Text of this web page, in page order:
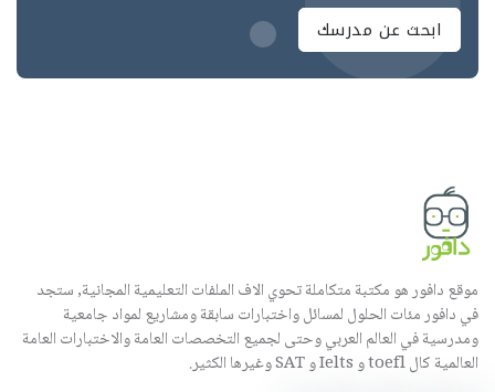
ابحث عن مدرسك
موقع دافور هو مكتبة متكاملة تحوي الاف الملفات التعليمية المجانية, ستجد
في دافور مئات الحلول لمسائل واختبارات سابقة ومشاريع لمواد جامعية
ومدرسية في العالم العربي وحتى لجميع التخصصات العامة والاختبارات العامة
العالمية كال toefl و Ielts و SAT وغيرها الكثير.